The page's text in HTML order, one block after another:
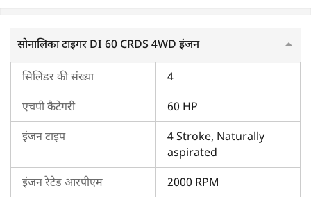
सोनालिका टाइगर DI 60 CRDS 4WD में 4-सिलेंडर वाला नेचुरली
एस्पिरेटेड 4-स्ट्रोक इंजन लगा है, जो 2000 इंजन RPM पर 60 एचपी की
पॉवर देता है। इसकी इंजन क्षमता 4712 CC है एवं यह 252 Nm का
अधिकतम टॉर्क पैदा करता है। इसमें ड्राई-टाइप एयर फिल्टर, लिक्विड-कूल्ड
सिस्टम और CRDI फ्यूल पंप लगा है।
सोनालिका टाइगर DI 60 CRDS 4WD का ट्रांसमिशन
इस ट्रैक्टर का ट्रांसमिशन सिस्टम डबल (IPTO) क्लच से लैस है। इसमें कई
सोनालिका टाइगर DI 60 CRDS 4WD इंजन
सिलिंडर की संख्या 4
एचपी कैटेगरी 60 HP
इंजन टाइप
4 Stroke, Naturally
aspirated
इंजन रेटेड आरपीएम 2000 RPM